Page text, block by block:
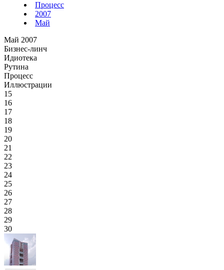
Процесс
2007
Май
Май 2007
Бизнес-линч
Идиотека
Рутина
Процесс
Иллюстрации
15
16
17
18
19
20
21
22
23
24
25
26
27
28
29
30